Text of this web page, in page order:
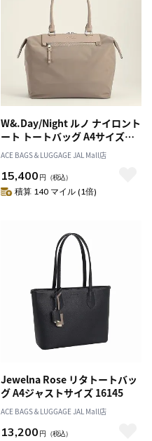
W&.Day/Night ルノ ナイロント
ート トートバッグ A4サイズ
15582
ACE BAGS＆LUGGAGE JAL Mall店
15,400 円 （税込）
積算 140 マイル (1倍)
Jewelna Rose リタトートバッ
グ A4ジャストサイズ 16145
ACE BAGS＆LUGGAGE JAL Mall店
13,200 円 （税込）